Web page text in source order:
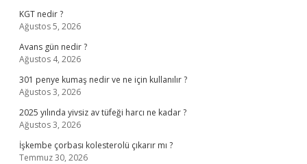
KGT nedir ?
Ağustos 5, 2026
Avans gün nedir ?
Ağustos 4, 2026
301 penye kumaş nedir ve ne için kullanılır ?
Ağustos 3, 2026
2025 yılında yivsiz av tüfeği harcı ne kadar ?
Ağustos 3, 2026
İşkembe çorbası kolesterolü çıkarır mı ?
Temmuz 30, 2026